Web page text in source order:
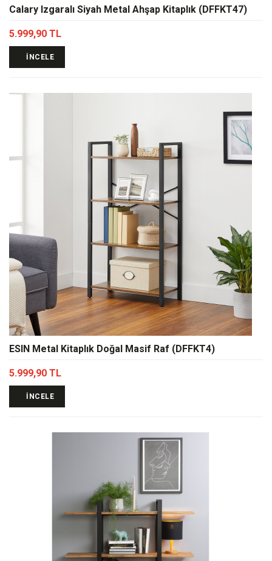
Calary Izgaralı Siyah Metal Ahşap Kitaplık (DFFKT47)
5.999,90 TL
İNCELE
ESIN Metal Kitaplık Doğal Masif Raf (DFFKT4)
5.999,90 TL
İNCELE